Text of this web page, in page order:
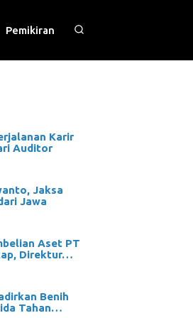
Pemikiran
Karir
Auditor
Jaksa
Jawa
Aset PT
Direktur…
Benih
Tahan…